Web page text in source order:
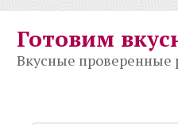
контенту
Готовим
Вкусные проверенные